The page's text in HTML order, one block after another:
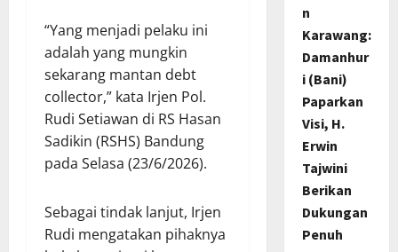
“Yang menjadi pelaku ini
adalah yang mungkin
sekarang mantan debt
collector,” kata Irjen Pol.
Rudi Setiawan di RS Hasan
Sadikin (RSHS) Bandung
pada Selasa (23/6/2026).
Sebagai tindak lanjut, Irjen
Rudi mengatakan pihaknya
n
Karawang:
Damanhur
i (Bani)
Paparkan
Visi, H.
Erwin
Tajwini
Berikan
Dukungan
Penuh